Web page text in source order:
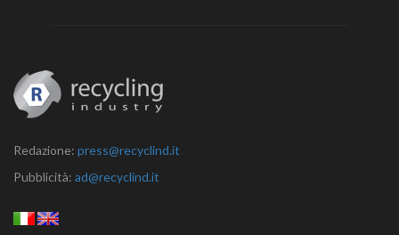
Redazione: press@recyclind.it
Pubblicità: ad@recyclind.it